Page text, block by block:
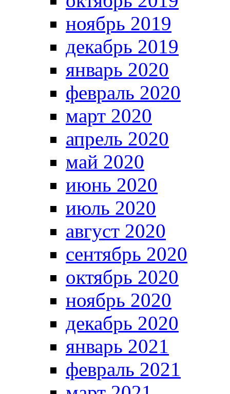
ноябрь 2019
декабрь 2019
январь 2020
февраль 2020
март 2020
апрель 2020
май 2020
июнь 2020
июль 2020
август 2020
сентябрь 2020
октябрь 2020
ноябрь 2020
декабрь 2020
январь 2021
февраль 2021